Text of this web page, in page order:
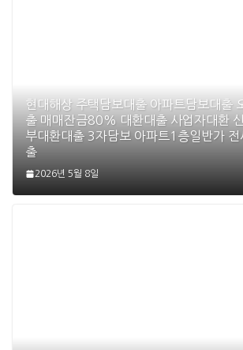
현대해상 주택담보대출 아파트담보대출
출 매매잔금80% 대환대출 사업자대환
부대환대출 3자담보 아파트1층일반가 전
출